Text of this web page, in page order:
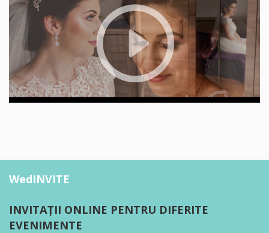
WedINVITE
INVITAȚII ONLINE PENTRU DIFERITE
EVENIMENTE